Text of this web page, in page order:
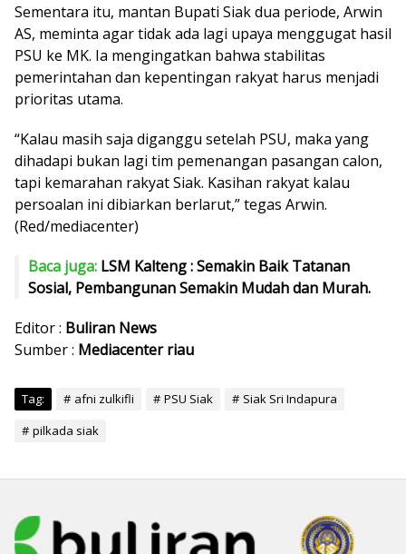
Sementara itu, mantan Bupati Siak dua periode, Arwin
AS, meminta agar tidak ada lagi upaya menggugat hasil
PSU ke MK. Ia mengingatkan bahwa stabilitas
pemerintahan dan kepentingan rakyat harus menjadi
prioritas utama.
“Kalau masih saja diganggu setelah PSU, maka yang
dihadapi bukan lagi tim pemenangan pasangan calon,
tapi kemarahan rakyat Siak. Kasihan rakyat kalau
persoalan ini dibiarkan berlarut,” tegas Arwin.
(Red/mediacenter)
Baca juga: LSM Kalteng : Semakin Baik Tatanan
Sosial, Pembangunan Semakin Mudah dan Murah.
Editor : Buliran News
Sumber : Mediacenter riau
Tag: afni zulkifli PSU Siak
Siak Sri Indapura
pilkada siak